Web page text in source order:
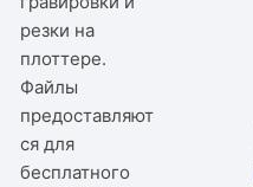
резки на
плоттере.
Файлы
предоставляют
ся для
бесплатного